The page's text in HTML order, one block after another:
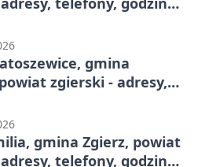
gmina
zgierski - adresy,
gmina Zgierz, powiat
telefony, godziny